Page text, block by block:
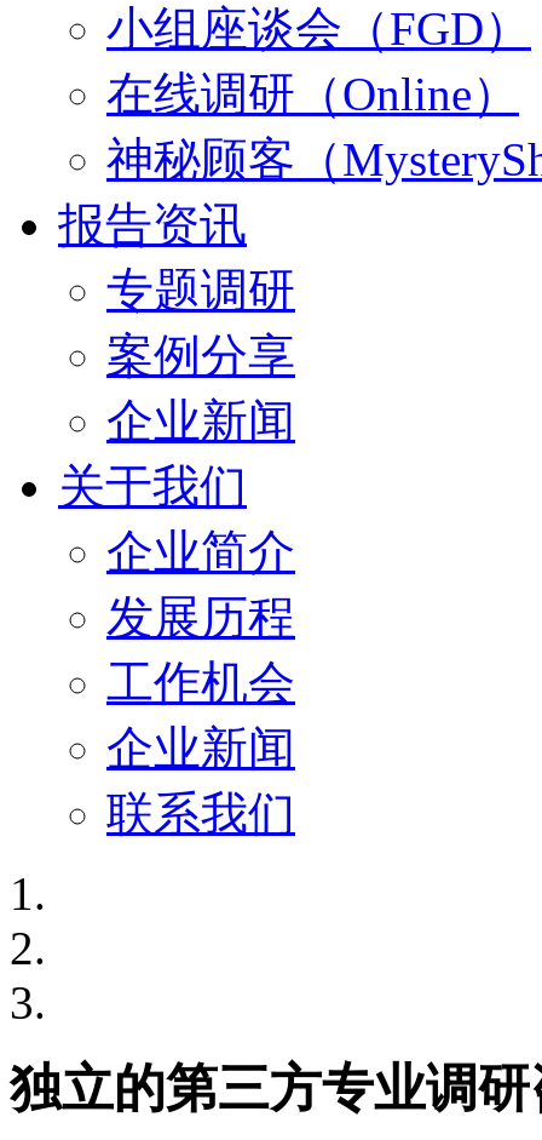
小组座谈会（FGD）
在线调研（Online）
神秘顾客（
报告资讯
专题调研
案例分享
企业新闻
关于我们
企业简介
发展历程
工作机会
企业新闻
联系我们
独立的第三方专业调